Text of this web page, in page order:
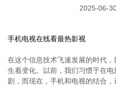
2025-06-
手机电视在线看最热影视
在这个信息技术飞速发展的时代
生着变化。以前，我们习惯于在
剧，而现在，手机和电视的结合